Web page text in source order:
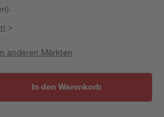
>
anderen Märkten
In den Warenkorb